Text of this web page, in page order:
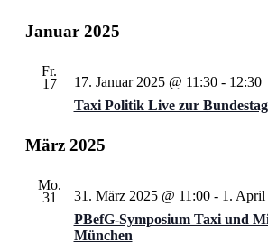
Januar 2025
Fr.
17
Taxi Politik Live zur
17. Januar 2025 @ 11:30- 12:30
März 2025
Mo.
31
PBefG-Symposium Taxi und
München
31. März 2025 @ 11:00- 1. April